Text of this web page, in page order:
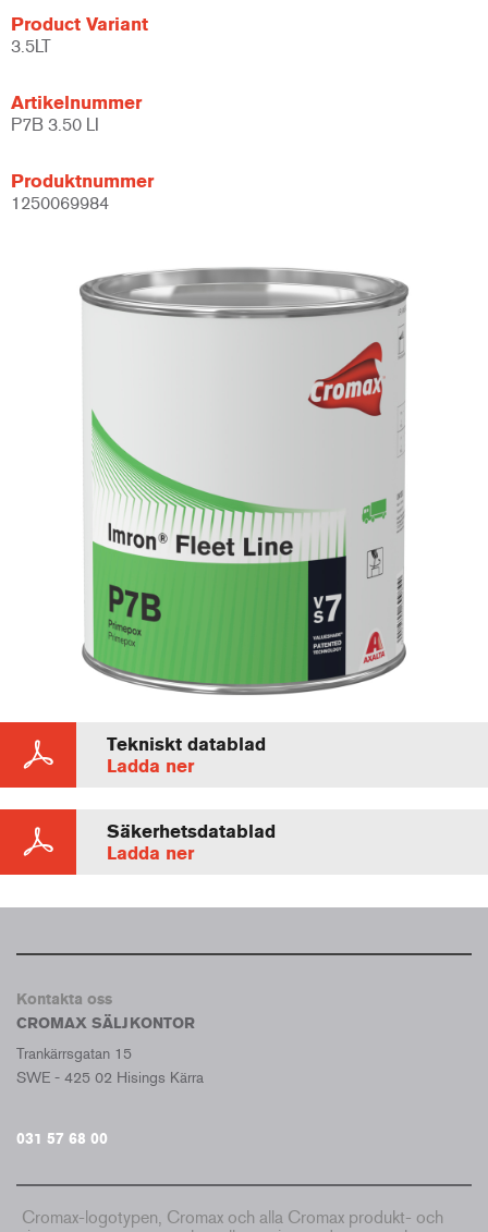
Product Variant
3.5LT
Artikelnummer
P7B 3.50 LI
Produktnummer
1250069984
Tekniskt datablad
Ladda ner
Säkerhetsdatablad
Ladda ner
Kontakta oss
CROMAX SÄLJKONTOR
Trankärrsgatan 15
SWE - 425 02 Hisings Kärra
031 57 68 00
Cromax-logotypen, Cromax och alla Cromax produkt- och